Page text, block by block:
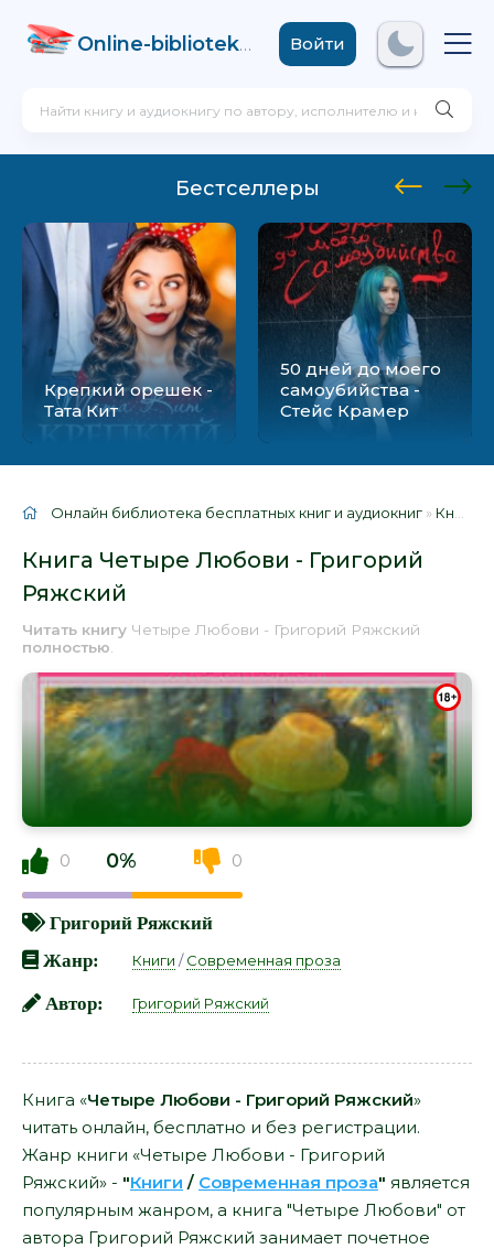
Online-biblioteka .comВойти
Бестселлеры
Крепкий орешек -
Тата Кит
50 дней до моего
самоубийства -
Стейс Крамер
Онлайн библиотека бесплатных книг и аудиокниг » Книги
Книга Четыре Любови - Григорий
Ряжский
Читать книгу Четыре Любови - Григорий Ряжский
полностью
0 0% 0
Григорий Ряжский
Жанр:
Книги /Современная проза
Автор: Григорий Ряжский
Книга «Четыре Любови - Григорий Ряжский»
читать онлайн, бесплатно и без регистрации.
Жанр книги «Четыре Любови - Григорий
Ряжский» - "Книги / Современная проза" является
популярным жанром, а книга "Четыре Любови" от
автора Григорий Ряжский занимает почетное